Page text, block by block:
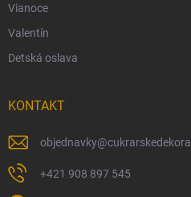
Vianoce
Valentín
Detská oslava
KONTAKT
objednavky@
+421 908 897 545